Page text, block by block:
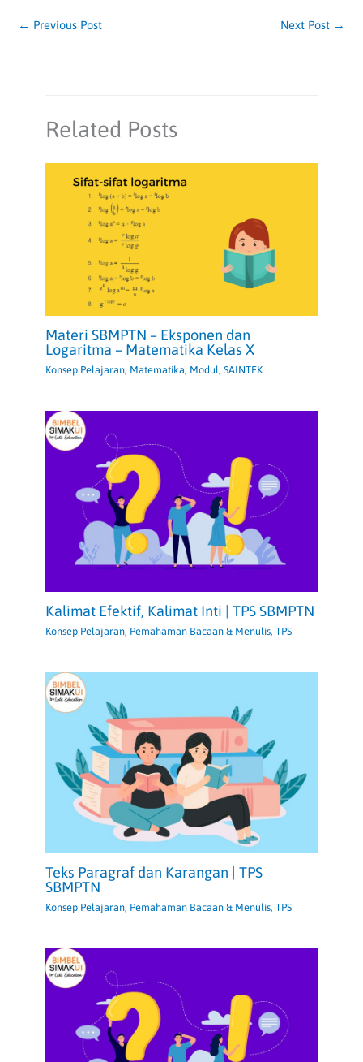
← Previous Post Next Post →
Related Posts
Materi SBMPTN – Eksponen dan
Logaritma – Matematika Kelas X
Konsep Pelajaran, Matematika, Modul,SAINTEK
Kalimat Efektif, Kalimat Inti | TPS SBMPTN
Konsep Pelajaran, Pemahaman Bacaan & Menulis,TPS
Teks Paragraf dan Karangan | TPS
SBMPTN
Konsep Pelajaran, Pemahaman Bacaan & Menulis,TPS